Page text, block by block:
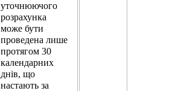
уточнюючого
розрахунка
може бути
проведена лише
протягом 30
календарних
днів, що
настають за